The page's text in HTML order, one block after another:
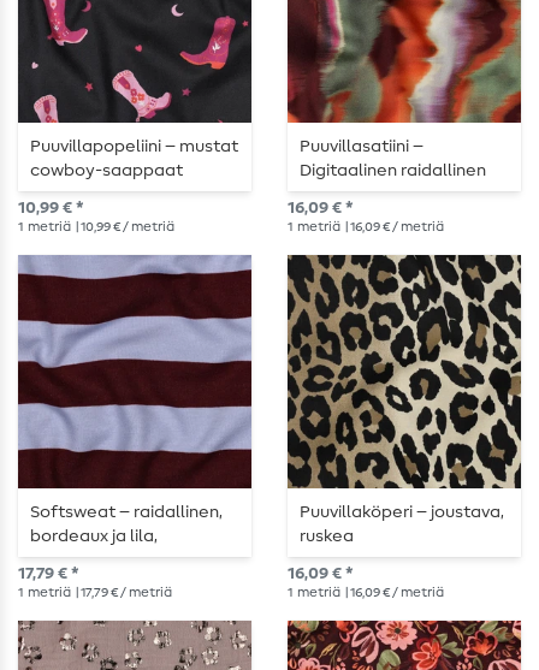
Puuvillapopeliini – mustat
cowboy-saappaat
10,99 € *
1 metriä | 10,99 € / metriä
Puuvillasatiini –
Digitaalinen raidallinen
abstrakti Bordeaux
16,09 € *
1 metriä | 16,09 € / metriä
Softsweat – raidallinen,
bordeaux ja lila,
karhennettu
17,79 € *
1 metriä | 17,79 € / metriä
Puuvillaköperi – joustava,
ruskea
16,09 € *
1 metriä | 16,09 € / metriä